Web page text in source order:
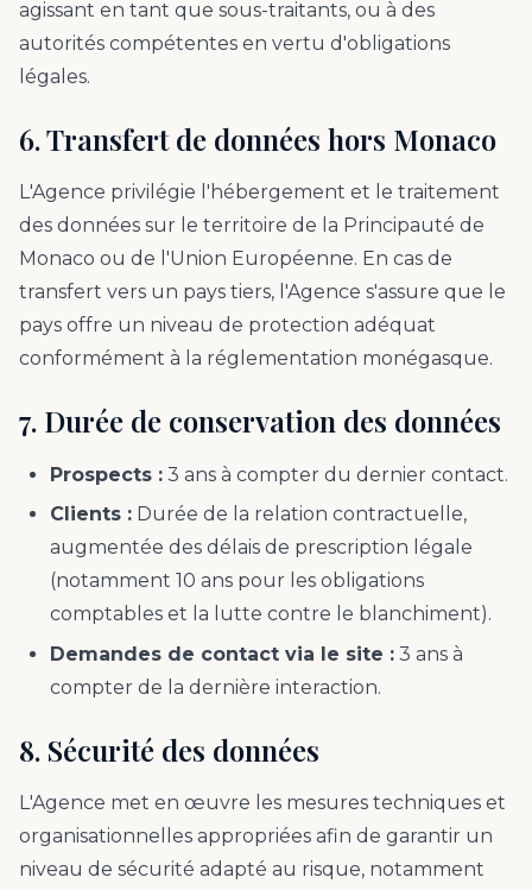
agissant en tant que sous-traitants, ou à des
autorités compétentes en vertu d'obligations
légales.
6. Transfert de données hors Monaco
L'Agence privilégie l'hébergement et le traitement
des données sur le territoire de la Principauté de
Monaco ou de l'Union Européenne. En cas de
transfert vers un pays tiers, l'Agence s'assure que le
pays offre un niveau de protection adéquat
conformément à la réglementation monégasque.
7. Durée de conservation des données
Prospects :3 ans à compter du dernier contact.
Clients :Durée de la relation contractuelle,
augmentée des délais de prescription légale
(notamment 10 ans pour les obligations
comptables et la lutte contre le blanchiment).
Demandes de contact via le site :3 ans à
compter de la dernière interaction.
8. Sécurité des données
L'Agence met en œuvre les mesures techniques et
organisationnelles appropriées afin de garantir un
niveau de sécurité adapté au risque, notamment